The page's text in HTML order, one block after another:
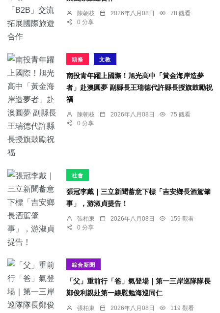
陳朝枝 2026年八月08日
78 觀看
0 分享
頭條 文教
南投青年躍上國際！旭光高中「黃金海岸造夢
者」赴澳圓夢 副縣長王瑞德代許縣長授旗鼓勵祝
福
陳朝枝 2026年八月08日
75 觀看
0 分享
社會
張冠李戴｜三立新聞蓄意下標「吉安鄉長酒駕肇
事」，游淑貞提告！
張柏東 2026年八月08日
159 觀看
0 分享
綜合新聞
「父」重前行「爸」氣登場｜第一三岸巡隊隊長
鄭俊利親赴第一線慰勉海巡同仁
張柏東 2026年八月08日
119 觀看